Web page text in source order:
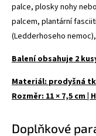
palce, plosky nohy
palcem, plantární
(Ledderhoseho
Balení obsahuje 2
Materiál: prodyšná
Rozměr: 11 × 7,5 cm
Doplňkové